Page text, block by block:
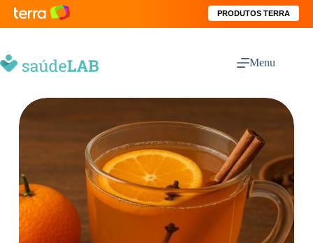
PRODUTOS TERRA
Menu